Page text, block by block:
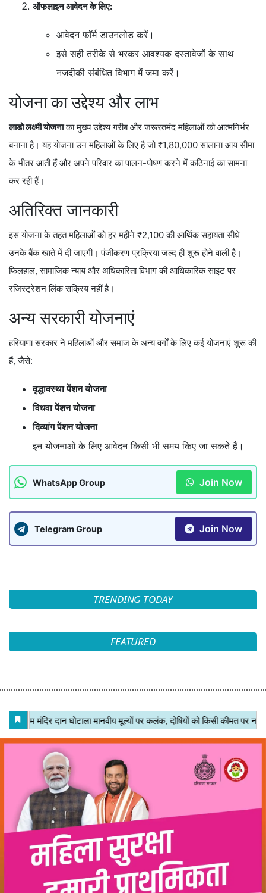
ऑफलाइन आवेदन के लिए:
आवेदन फॉर्म डाउनलोड करें।
इसे सही तरीके से भरकर आवश्यक दस्तावेजों के साथ
नजदीकी संबंधित विभाग में जमा करें।
योजना का उद्देश्य और लाभ
लाडो लक्ष्मी योजनाका मुख्य उद्देश्य गरीब और जरूरतमंद महिलाओं को आत्मनिर्भर
बनाना है। यह योजना उन महिलाओं के लिए है जो ₹1,80,000 सालाना आय सीमा
के भीतर आती हैं और अपने परिवार का पालन-पोषण करने में कठिनाई का सामना
कर रही हैं।
अतिरिक्त जानकारी
इस योजना के तहत महिलाओं को हर महीने ₹2,100 की आर्थिक सहायता सीधे
उनके बैंक खाते में दी जाएगी। पंजीकरण प्रक्रिया जल्द ही शुरू होने वाली है।
फिलहाल, सामाजिक न्याय और अधिकारिता विभाग की आधिकारिक साइट पर
रजिस्ट्रेशन लिंक सक्रिय नहीं है।
अन्य सरकारी योजनाएं
हरियाणा सरकार ने महिलाओं और समाज के अन्य वर्गों के लिए कई योजनाएं शुरू की
हैं, जैसे:
वृद्धावस्था पेंशन योजना
विधवा पेंशन योजना
दिव्यांग पेंशन योजना
इन योजनाओं के लिए आवेदन किसी भी समय किए जा सकते हैं।
WhatsApp Group Join Now
Telegram Group Join Now
TRENDING TODAY
FEATURED